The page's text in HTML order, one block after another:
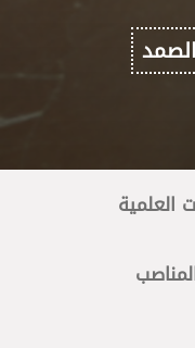
العلمية